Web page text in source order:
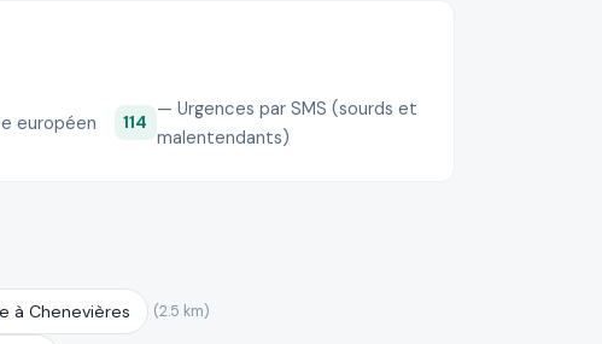
européen 114
— Urgences par SMS (sourds et
malentendants)
à Chenevières (2.5 km)